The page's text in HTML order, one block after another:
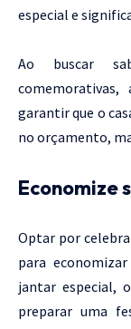
especial e
Ao buscar
garantir que o
no orçamento,
Economize
Optar por
para
jantar especial,
preparar uma